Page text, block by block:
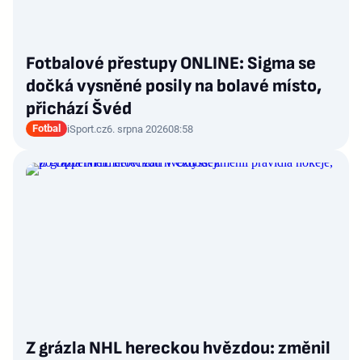
Fotbalové přestupy ONLINE: Sigma se
dočká vysněné posily na bolavé místo,
přichází Švéd
Fotbal iSport.cz6. srpna 202608:58
Z grázla NHL hereckou hvězdou: změnil